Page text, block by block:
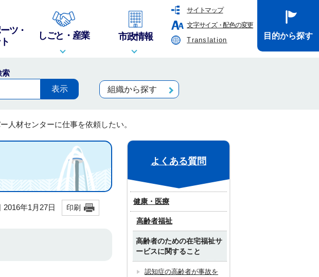
サイトマップ
文字サイズ・配色の変更
Translation
ツ・
しごと・産業 市政情報 目的から探す
索
組織から探す
人材センターに仕事を依頼したい。
年1月27日 印刷
よくある質問
健康・医療
高齢者福祉
高齢者のための在宅福祉サ
ービスに関すること
認知症の高齢者が事故を